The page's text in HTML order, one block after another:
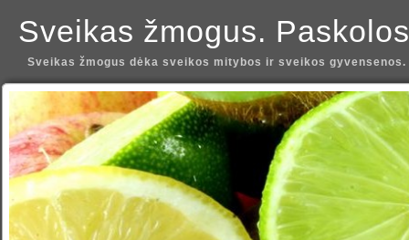
Sveikas žmogus.
Sveikas žmogus dėka sveikos mitybos ir sveikos gyvensenos.